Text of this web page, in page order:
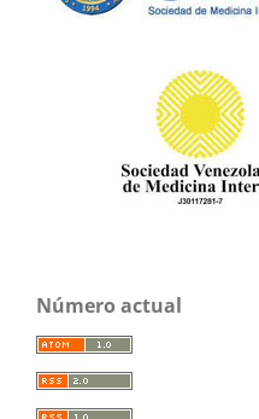
Número actual